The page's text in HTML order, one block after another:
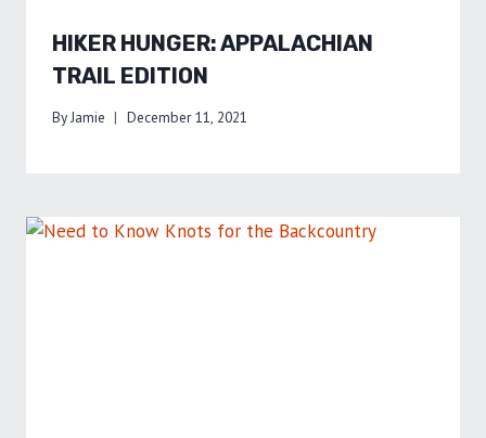
HIKER HUNGER: APPALACHIAN
TRAIL EDITION
ByJamie December 11, 2021